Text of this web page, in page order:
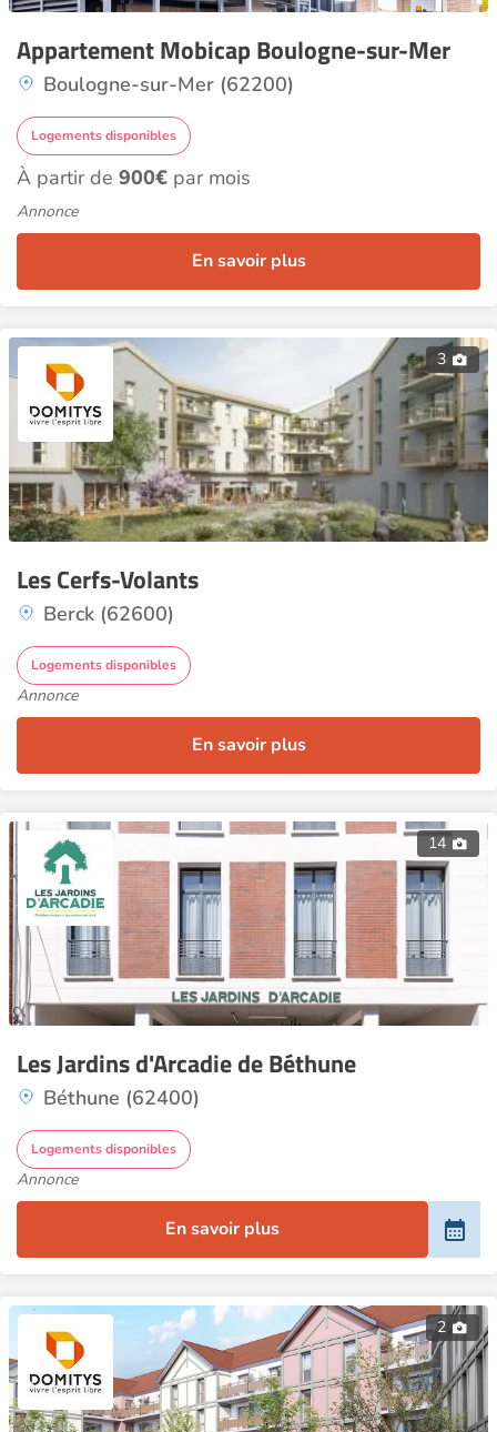
Appartement Mobicap Boulogne-sur-Mer
Boulogne-sur-Mer (62200)
Logements disponibles
À partir de 900€ par mois
Annonce
En savoir plus
3
Les Cerfs-Volants
Berck (62600)
Logements disponibles
Annonce
En savoir plus
14
Les Jardins d'Arcadie de Béthune
Béthune (62400)
Logements disponibles
Annonce
En savoir plus
2